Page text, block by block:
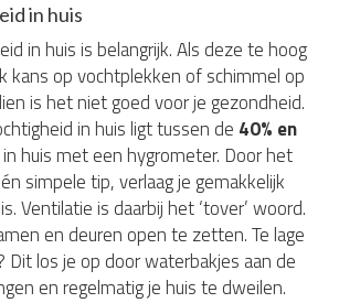
in huis
in huis is belangrijk. Als deze te hoog
kans op vochtplekken of schimmel op
is het niet goed voor je gezondheid.
in huis ligt tussen de 40% en
huis met een hygrometer. Door het
simpele tip, verlaag je gemakkelijk
Ventilatie is daarbij het ‘tover’ woord.
en deuren open te zetten. Te lage
Dit los je op door waterbakjes aan de
en regelmatig je huis te dweilen.